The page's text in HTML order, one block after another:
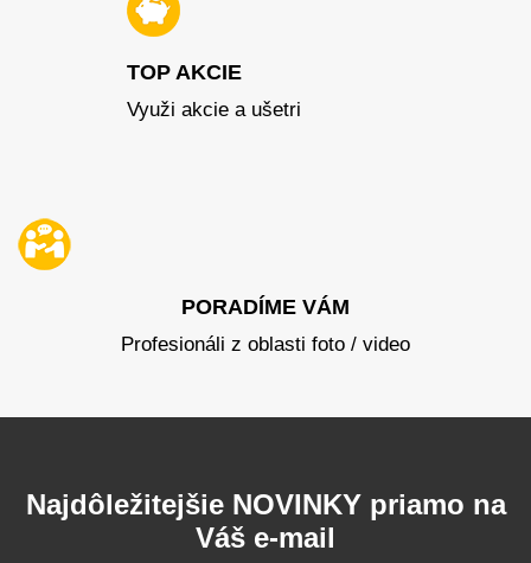
TOP AKCIE
Využi akcie a ušetri
PORADÍME VÁM
Profesionáli z oblasti foto / video
Najdôležitejšie NOVINKY priamo na
Váš e-mail